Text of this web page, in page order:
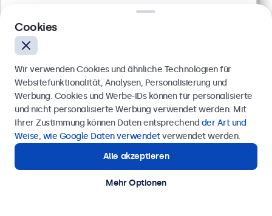
1920 x 1080 Auflösung (Full HD)
Anschlüsse: HDMI, VGA, BNC, RCA-Cinch
Montage: Einbau, Wand- und Tischmontage
Außenmaße: 560 x 337 x 41 mm
499,00 €
593,81 € inkl. MwSt.
Ansehen
In den Warenkorb
Anfrage senden
Rufen Sie uns an unter0211 38 78 95 62
Benötigen Sie Unterstützung?
Kontaktieren Sie uns!
Cookies
Wir verwenden Cookies und ähnliche Technologien für
Websitefunktionalität, Analysen, Personalisierung und
Werbung. Cookies und Werbe-IDs können für personalisierte
und nicht personalisierte Werbung verwendet werden. Mit
Ihrer Zustimmung können Daten entsprechend der Art und
Weise, wie Google Daten verwendetverwendet werden.
Alle akzeptieren
Mehr Optionen